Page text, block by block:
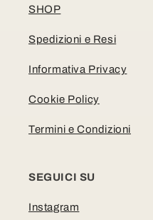
SHOP
Spedizioni e Resi
Informativa Privacy
Cookie Policy
Termini e Condizioni
SEGUICI SU
Instagram